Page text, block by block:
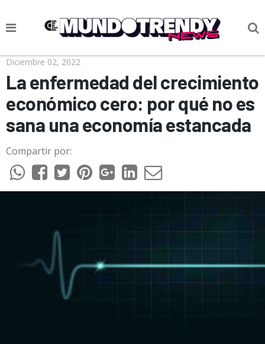
NOTICIAS
CULTURA POP
CIENCIA Y TECNOLOGÍA
VIDA
SOCIEDAD
CULTURIZANDO.COM
Diciembre 02, 2022
La enfermedad del crecimiento
económico cero: por qué no es
sana una economía estancada
Compartir por: